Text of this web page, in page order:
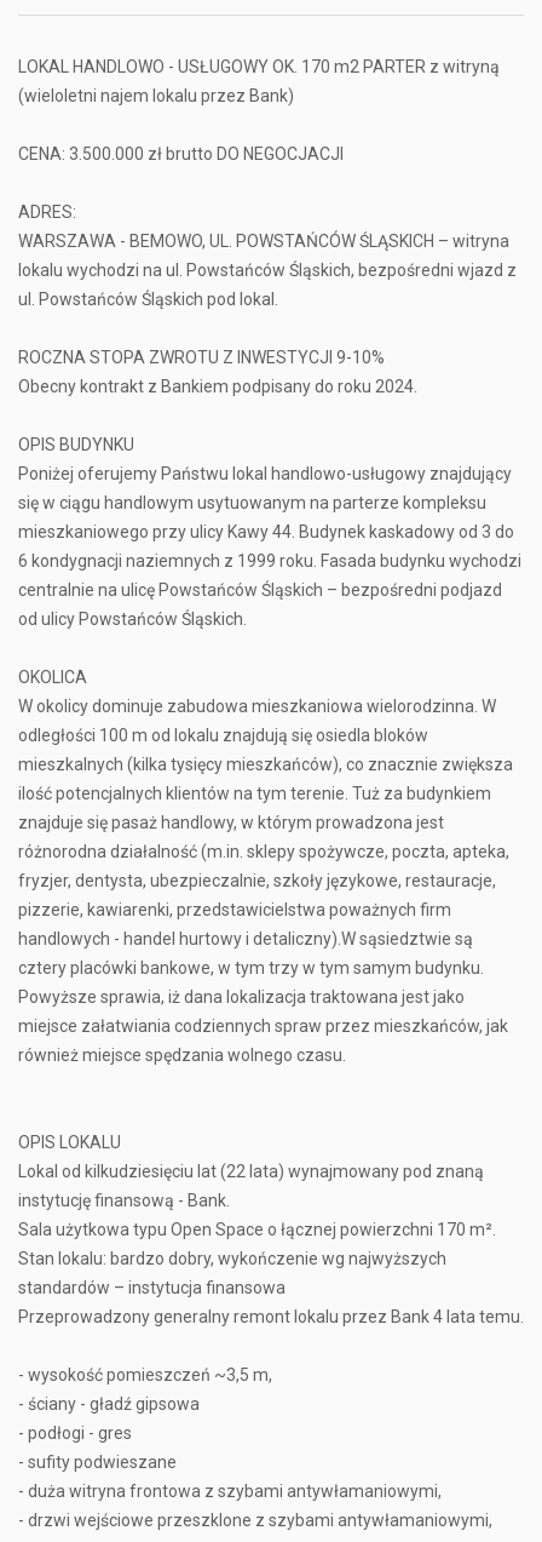
LOKAL HANDLOWO - USŁUGOWY OK. 170 m2 PARTER z witryną
(wieloletni najem lokalu przez Bank)
CENA: 3.500.000 zł brutto DO NEGOCJACJI
ADRES:
WARSZAWA - BEMOWO, UL. POWSTAŃCÓW ŚLĄSKICH – witryna
lokalu wychodzi na ul. Powstańców Śląskich, bezpośredni wjazd z
ul. Powstańców Śląskich pod lokal.
ROCZNA STOPA ZWROTU Z INWESTYCJI 9-10%
Obecny kontrakt z Bankiem podpisany do roku 2024.
OPIS BUDYNKU
Poniżej oferujemy Państwu lokal handlowo-usługowy znajdujący
się w ciągu handlowym usytuowanym na parterze kompleksu
mieszkaniowego przy ulicy Kawy 44. Budynek kaskadowy od 3 do
6 kondygnacji naziemnych z 1999 roku. Fasada budynku wychodzi
centralnie na ulicę Powstańców Śląskich – bezpośredni podjazd
od ulicy Powstańców Śląskich.
OKOLICA
W okolicy dominuje zabudowa mieszkaniowa wielorodzinna. W
odległości 100 m od lokalu znajdują się osiedla bloków
mieszkalnych (kilka tysięcy mieszkańców), co znacznie zwiększa
ilość potencjalnych klientów na tym terenie. Tuż za budynkiem
znajduje się pasaż handlowy, w którym prowadzona jest
różnorodna działalność (m.in. sklepy spożywcze, poczta, apteka,
fryzjer, dentysta, ubezpieczalnie, szkoły językowe, restauracje,
pizzerie, kawiarenki, przedstawicielstwa poważnych firm
handlowych - handel hurtowy i detaliczny).W sąsiedztwie są
cztery placówki bankowe, w tym trzy w tym samym budynku.
Powyższe sprawia, iż dana lokalizacja traktowana jest jako
miejsce załatwiania codziennych spraw przez mieszkańców, jak
również miejsce spędzania wolnego czasu.
OPIS LOKALU
Lokal od kilkudziesięciu lat (22 lata) wynajmowany pod znaną
instytucję finansową - Bank.
Sala użytkowa typu Open Space o łącznej powierzchni 170 m².
Stan lokalu: bardzo dobry, wykończenie wg najwyższych
standardów – instytucja finansowa
Przeprowadzony generalny remont lokalu przez Bank 4 lata temu.
- wysokość pomieszczeń ~3,5 m,
- ściany - gładź gipsowa
- podłogi - gres
- sufity podwieszane
- duża witryna frontowa z szybami antywłamaniowymi,
- drzwi wejściowe przeszklone z szybami antywłamaniowymi,